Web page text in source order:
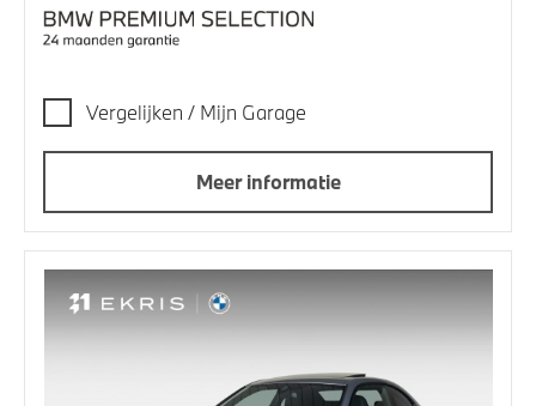
Vergelijken / Mijn Garage
Meer informatie